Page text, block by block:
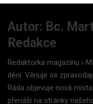
Autor: Bc.
Redakce
Redaktorka magazínu i-
dění. Věnuje se
Ráda objevuje nová
přenáší na stránky